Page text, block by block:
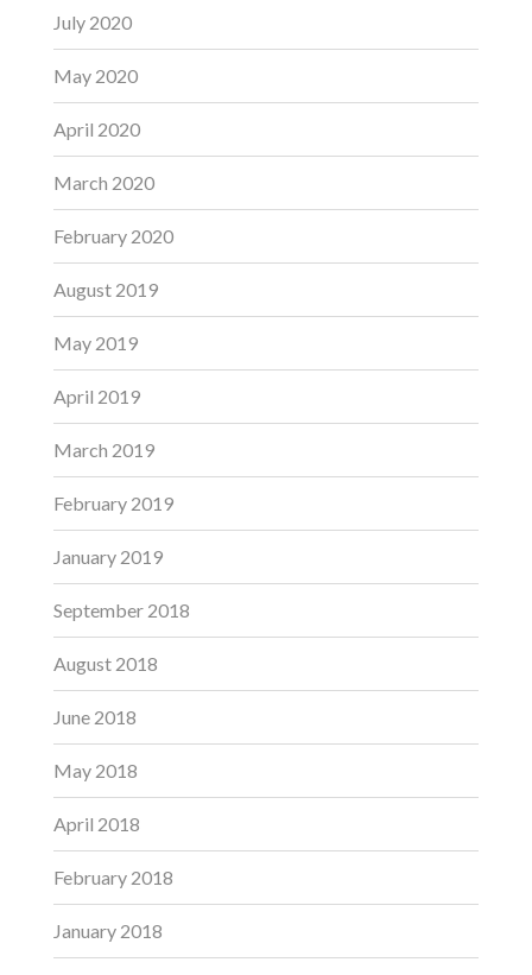
July 2020
May 2020
April 2020
March 2020
February 2020
August 2019
May 2019
April 2019
March 2019
February 2019
January 2019
September 2018
August 2018
June 2018
May 2018
April 2018
February 2018
January 2018